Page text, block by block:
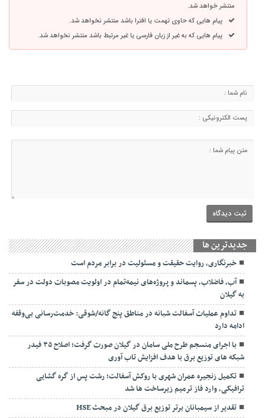
منتشر خواهد شد.
پیام هایی که حاوی تهمت یا افترا باشد منتشر نخواهد شد.
پیام هایی که به غیر از زبان فارسی یا غیر مرتبط باشد منتشر نخواهد شد.
جديدترين ها
خبرنگاری، روایت حقیقت و مسئولیت‌ در برابر مردم است
آب، فاضلاب، پسماند و پروژه‌های نیمه‌تمام در اولویت مصوبات دولت در سفر
به گیلان
تداوم عملیات آسفالت‌ شبانه در مناطق پنج گانه/شوقی: خدمت‌رسانی بی‌وقفه
ادامه دارد
با اجرای منسجم طرح ملی سامان در گیلان صورت گرفت؛ اصلاح ۳۵ فیدر
شبکه های توزیع برق با هدف افزایش تاب آوری
تکمیل زنجیره عمران شهری با روکش آسفالت؛ رشت پس از گره گشایی
ترافیکی، وارد فاز ترمیم زیرساخت ها شد
تقدیر از سیمبانان برتر توزیع برق گیلان در مبحث HSE